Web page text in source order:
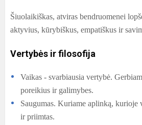
Šiuolaikiškas, atviras bendruomenei
aktyvius, kūrybiškus, empatiškus ir
Vertybės ir filosofija
Vaikas - svarbiausia vertybė.
poreikius ir galimybes.
Saugumas. Kuriame aplinką, kurioje
ir priimtas.